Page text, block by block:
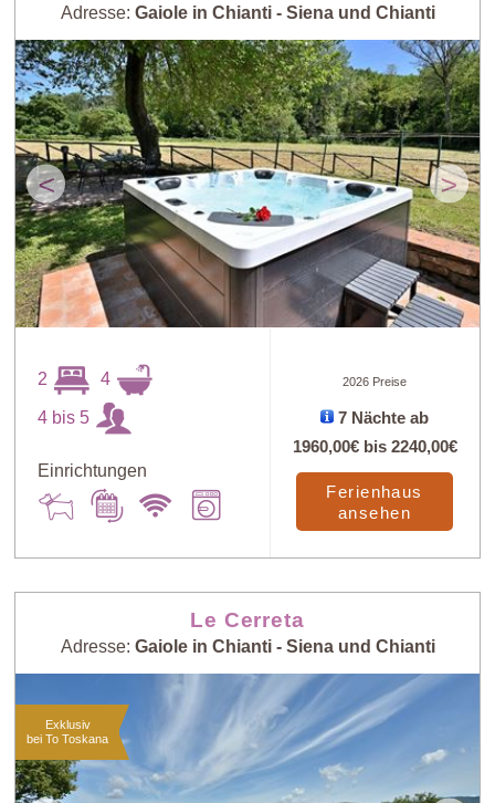
Adresse: Gaiole in Chianti - Siena und Chianti
< >
2 4
4 bis 5
Einrichtungen
2026 Preise
7 Nächte ab
1960,00€bis 2240,00€
Ferienhaus
ansehen
Le Cerreta
Adresse: Gaiole in Chianti - Siena und Chianti
Exklusiv
bei To Toskana